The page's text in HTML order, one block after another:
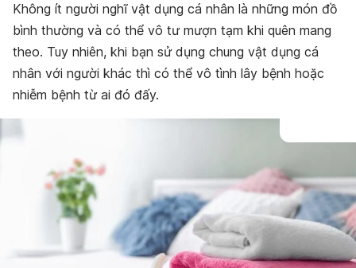
Không ít người nghĩ vật dụng cá nhân là những món đồ
bình thường và có thể vô tư mượn tạm khi quên mang
theo. Tuy nhiên, khi bạn sử dụng chung vật dụng cá
nhân với người khác thì có thể vô tình lây bệnh hoặc
nhiễm bệnh từ ai đó đấy.